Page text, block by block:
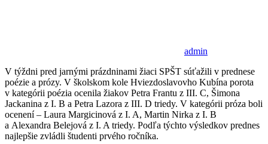
admin
V týždni pred jarnými prázdninami žiaci SPŠT súťažili v prednese
poézie a prózy. V školskom kole Hviezdoslavovho Kubína porota
v kategórii poézia ocenila žiakov Petra Frantu z III. C, Šimona
Jackanina z I. B a Petra Lazora z III. D triedy. V kategórii próza boli
ocenení – Laura Margicinová z I. A, Martin Nirka z I. B
a Alexandra Belejová z I. A triedy. Podľa týchto výsledkov prednes
najlepšie zvládli študenti prvého ročníka.